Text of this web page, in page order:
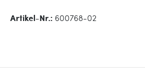
Artikel-Nr.: 600768-02